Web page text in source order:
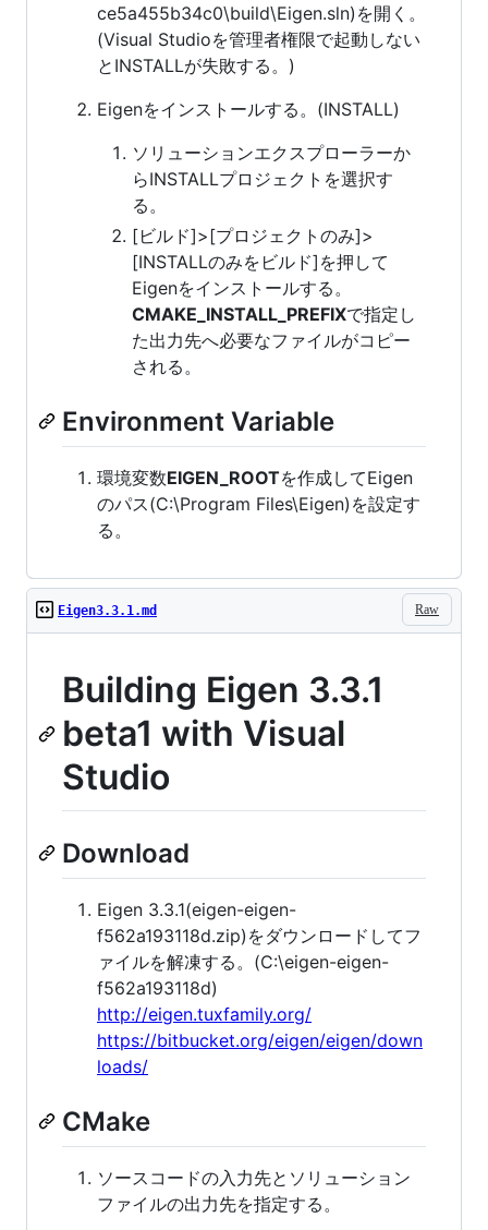
ce5a455b34c0\build\Eigen.sln)を開く。
(Visual Studioを管理者権限で起動しない
とINSTALLが失敗する。)
Eigenをインストールする。(INSTALL)
ソリューションエクスプローラーか
らINSTALLプロジェクトを選択す
る。
[ビルド]>[プロジェクトのみ]>
[INSTALLのみをビルド]を押して
Eigenをインストールする。
CMAKE_INSTALL_PREFIXで指定し
た出力先へ必要なファイルがコピー
される。
Environment Variable
環境変数EIGEN_ROOTを作成してEigen
のパス(C:\Program Files\Eigen)を設定す
る。
Raw
Eigen3.3.1.md
Building Eigen 3.3.1
beta1 with Visual
Studio
Download
Eigen 3.3.1(eigen-eigen-
f562a193118d.zip)をダウンロードしてフ
ァイルを解凍する。(C:\eigen-eigen-
f562a193118d)
http://eigen.tuxfamily.org/
https://bitbucket.org/eigen/eigen/down
loads/
CMake
ソースコードの入力先とソリューション
ファイルの出力先を指定する。